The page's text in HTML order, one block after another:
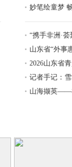
省“银龄行动
著
妙笔绘童梦
书画大赛启
“携手非洲·
山东省“外事
活动成功举办
2026山东省
记者手记：
达
山海撷英——